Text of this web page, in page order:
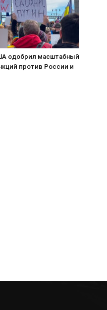
одобрил масштабный
против России и